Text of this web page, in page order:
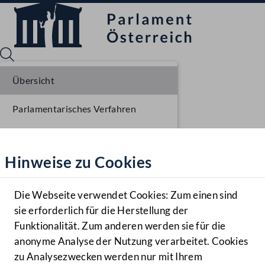
Hilfe
Benutzer
Navigationsmenü öffnen
MENÜ
Hinweise zu Cookies
Die Webseite verwendet Cookies: Zum einen sind
sie erforderlich für die Herstellung der
Funktionalität. Zum anderen werden sie für die
anonyme Analyse der Nutzung verarbeitet. Cookies
zu Analysezwecken werden nur mit Ihrem
Übersicht
Parlamentarisches Verfahren
Ausschussberatungen NR
Plenarberatungen NR